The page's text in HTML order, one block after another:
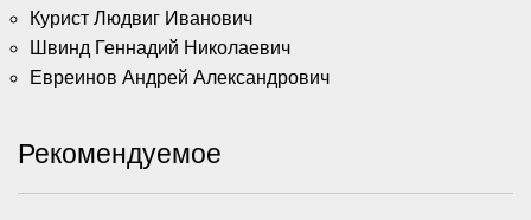
Курист Людвиг Иванович
Швинд Геннадий Николаевич
Евреинов Андрей Александрович
Рекомендуемое